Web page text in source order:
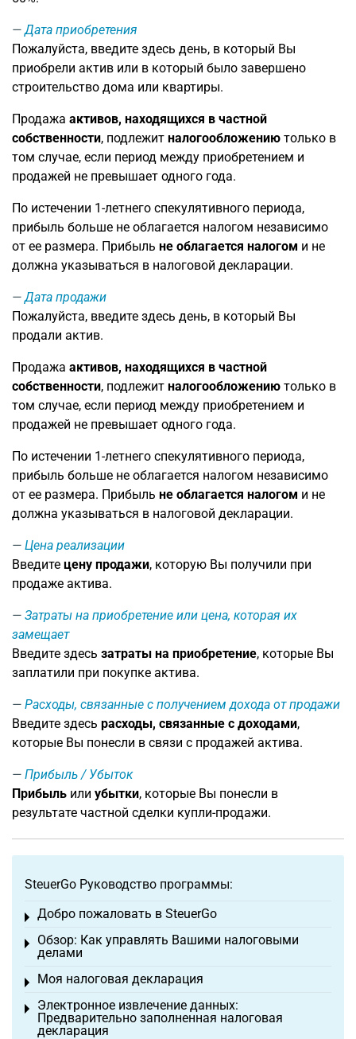
Дата приобретения
Пожалуйста, введите здесь день, в который Вы
приобрели актив или в который было завершено
строительство дома или квартиры.
Продажа активов, находящихся в частной
собственности, подлежит налогообложению только в
том случае, если период между приобретением и
продажей не превышает одного года.
По истечении 1-летнего спекулятивного периода,
прибыль больше не облагается налогом независимо
от ее размера. Прибыль не облагается налогом и не
должна указываться в налоговой декларации.
Дата продажи
Пожалуйста, введите здесь день, в который Вы
продали актив.
Продажа активов, находящихся в частной
собственности, подлежит налогообложению только в
том случае, если период между приобретением и
продажей не превышает одного года.
По истечении 1-летнего спекулятивного периода,
прибыль больше не облагается налогом независимо
от ее размера. Прибыль не облагается налогом и не
должна указываться в налоговой декларации.
Цена реализации
Введите цену продажи, которую Вы получили при
продаже актива.
Затраты на приобретение или цена, которая их
замещает
Введите здесь затраты на приобретение, которые Вы
заплатили при покупке актива.
Расходы, связанные с получением дохода от продажи
Введите здесь расходы, связанные с доходами,
которые Вы понесли в связи с продажей актива.
Прибыль / Убыток
Прибыль или убытки, которые Вы понесли в
результате частной сделки купли-продажи.
SteuerGo Руководство программы:
Добро пожаловать в SteuerGo
Toggle menu
Обзор: Как управлять Вашими налоговыми
делами
Toggle menu
Моя налоговая декларация
Toggle menu
Электронное извлечение данных:
Предварительно заполненная налоговая
декларация
Toggle menu